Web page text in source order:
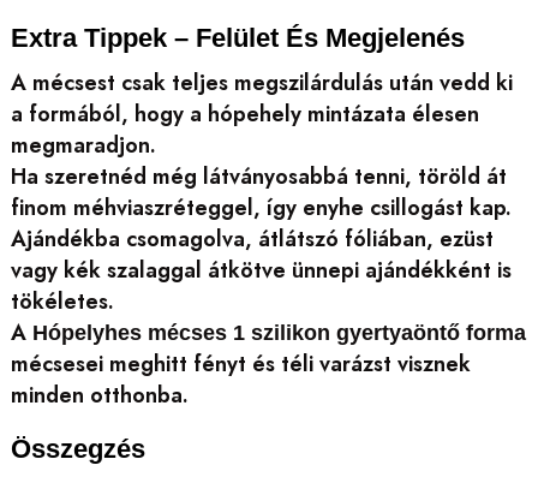
Extra Tippek – Felület És Megjelenés
A mécsest csak teljes megszilárdulás után vedd ki
a formából, hogy a hópehely mintázata élesen
megmaradjon.
Ha szeretnéd még látványosabbá tenni, töröld át
finom méhviaszréteggel, így enyhe csillogást kap.
Ajándékba csomagolva, átlátszó fóliában, ezüst
vagy kék szalaggal átkötve ünnepi ajándékként is
tökéletes.
A Hópelyhes mécses 1 szilikon gyertyaöntő forma
mécsesei meghitt fényt és téli varázst visznek
minden otthonba.
Összegzés